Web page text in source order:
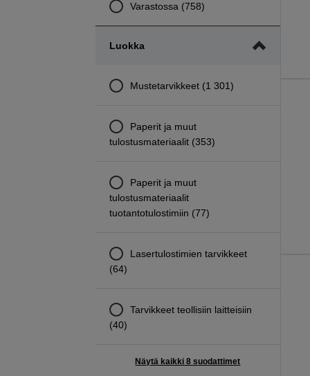
Varastossa (758)
Luokka
Mustetarvikkeet (1 301)
Paperit ja muut
tulostusmateriaalit (353)
Paperit ja muut
tulostusmateriaalit
tuotantotulostimiin (77)
Lasertulostimien tarvikkeet
(64)
Tarvikkeet teollisiin laitteisiin
(40)
Näytä kaikki 8 suodattimet